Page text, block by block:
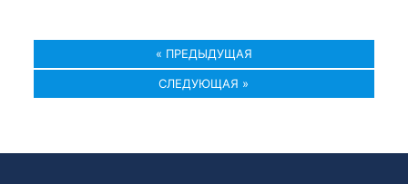
« ПРЕДЫДУЩАЯ
СЛЕДУЮЩАЯ »